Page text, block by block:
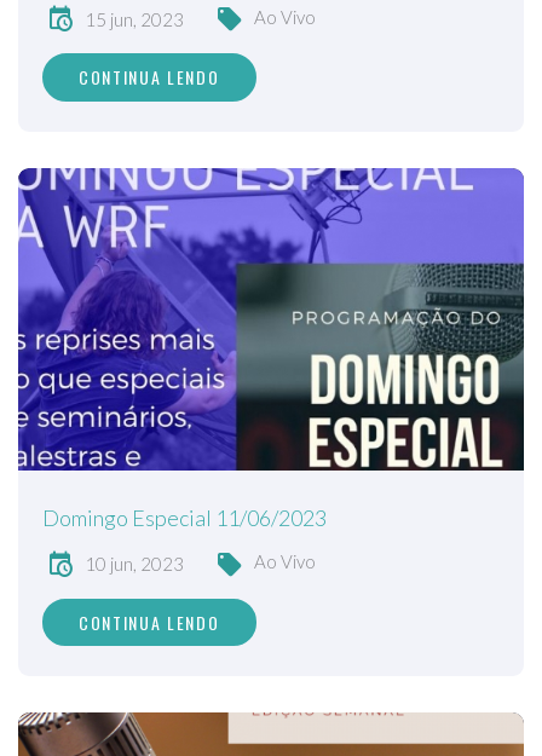
15 jun, 2023 Ao Vivo
CONTINUA LENDO
Domingo Especial 11/06/2023
10 jun, 2023 Ao Vivo
CONTINUA LENDO